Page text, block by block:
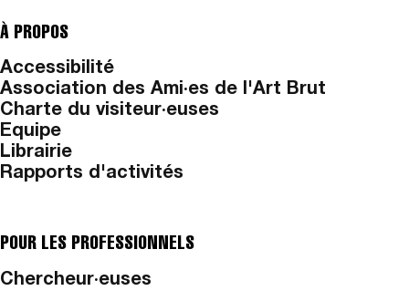
À PROPOS
Accessibilité
Association des Ami·es de l'Art Brut
Charte du visiteur·euses
Equipe
Librairie
Rapports d'activités
POUR LES PROFESSIONNELS
Chercheur·euses